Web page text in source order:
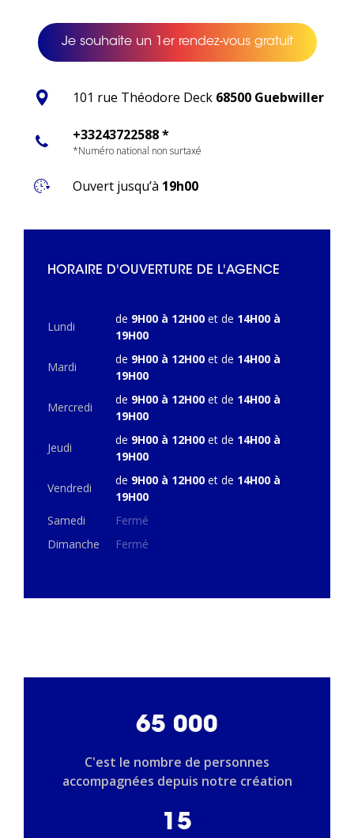
Je souhaite un 1er rendez-vous gratuit
101 rue Théodore Deck 68500 Guebwiller
+33243722588 *
*Numéro national non surtaxé
Ouvert jusqu’à 19h00
HORAIRE D'OUVERTURE DE L'AGENCE
Lundi
de 9H00 à 12H00 et de 14H00 à
19H00
Mardi
de 9H00 à 12H00 et de 14H00 à
19H00
Mercredi
de 9H00 à 12H00 et de 14H00 à
19H00
Jeudi
de 9H00 à 12H00 et de 14H00 à
19H00
Vendredi
de 9H00 à 12H00 et de 14H00 à
19H00
Samedi
Fermé
Dimanche
Fermé
65 000
C'est le nombre de personnes
accompagnées depuis notre création
15